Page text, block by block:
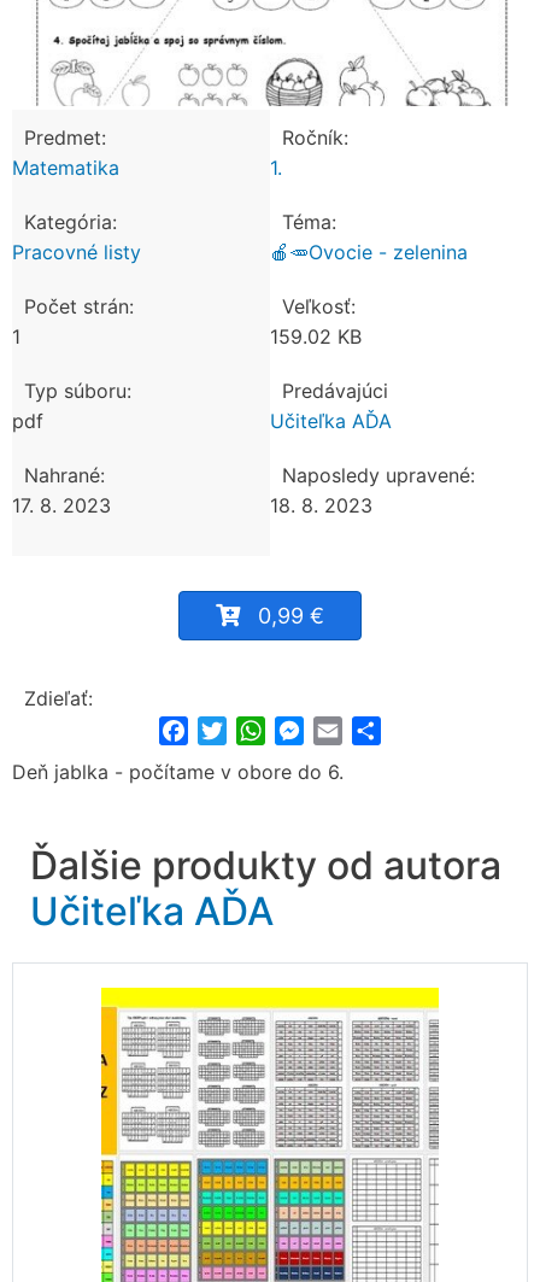
Predmet:
Matematika
Ročník:
1.
Kategória:
Pracovné listy
Téma:
🍎🥕Ovocie - zelenina
Počet strán:
1
Veľkosť:
159.02 KB
Typ súboru:
pdf
Predávajúci
Učiteľka AĎA
Nahrané:
17. 8. 2023
Naposledy upravené:
18. 8. 2023
0,99 €
Zdieľať:
FacebookTwitterWhatsApp
Messenger
Email
Deň jablka - počítame v obore do 6.
Ďalšie produkty od autora
Učiteľka AĎA